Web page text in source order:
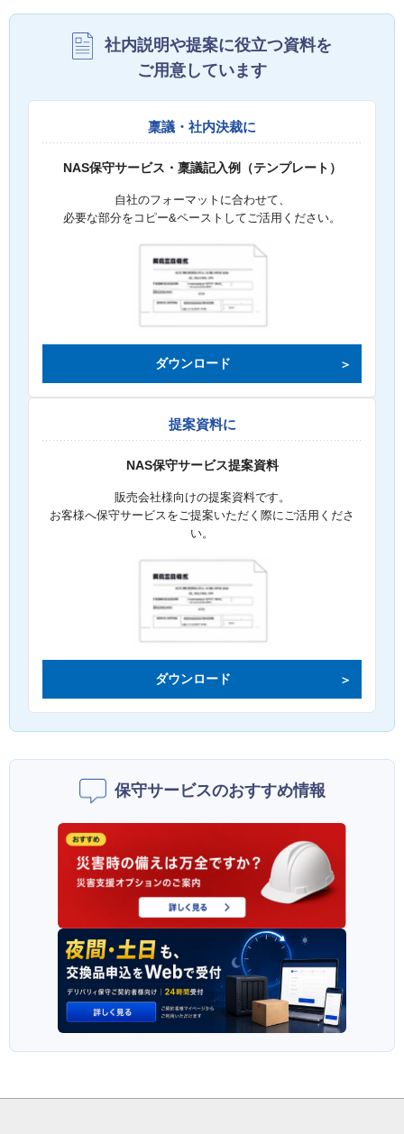
社内説明や提案に役立つ資料を
ご用意しています
稟議・社内決裁に
NAS保守サービス・稟議記入例（テンプレート）
自社のフォーマットに合わせて、
必要な部分をコピー&ペーストしてご活用ください。
ダウンロード
提案資料に
NAS保守サービス提案資料
販売会社様向けの提案資料です。
お客様へ保守サービスをご提案いただく際にご活用くださ
い。
ダウンロード
保守サービスのおすすめ情報